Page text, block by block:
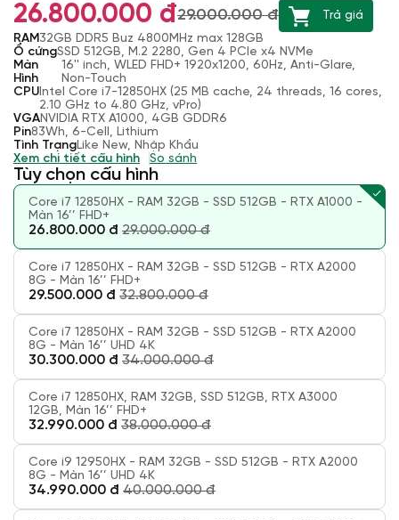
26.800.000 đ29.000.000 đ
Trả giá
RAM 32GB DDR5 Buz 4800MHz max 128GB
Ổ cứngSSD 512GB, M.2 2280, Gen 4 PCIe x4 NVMe
Màn
Hình
16'' inch, WLED FHD+ 1920x1200, 60Hz, Anti-Glare,
Non-Touch
CPU Intel Core i7-12850HX (25 MB cache, 24 threads, 16 cores,
2.10 GHz to 4.80 GHz, vPro)
VGANVIDIA RTX A1000, 4GB GDDR6
Pin83Wh, 6-Cell, Lithium
Tình TrạngLike New, Nhập Khẩu
Xem chi tiết cấu hình
So sánh
Tùy chọn cấu hình
Core i7 12850HX - RAM 32GB - SSD 512GB - RTX A1000 -
Màn 16’’ FHD+
26.800.000 đ 29.000.000 đ
Core i7 12850HX - RAM 32GB - SSD 512GB - RTX A2000
8G - Màn 16’’ FHD+
29.500.000 đ 32.800.000 đ
Core i7 12850HX - RAM 32GB - SSD 512GB - RTX A2000
8G - Màn 16’’ UHD 4K
30.300.000 đ 34.000.000 đ
Core i7 12850HX, RAM 32GB, SSD 512GB, RTX A3000
12GB, Màn 16’’ FHD+
32.990.000 đ 38.000.000 đ
Core i9 12950HX - RAM 32GB - SSD 512GB - RTX A2000
8G - Màn 16’’ UHD 4K
34.990.000 đ 40.000.000 đ